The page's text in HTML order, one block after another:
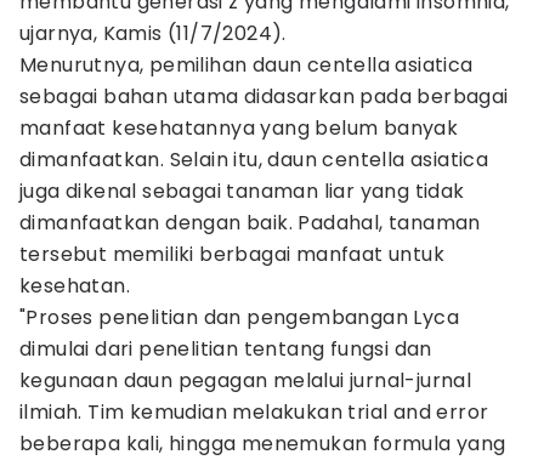
ujarnya, Kamis (11/7/2024).
Menurutnya, pemilihan daun centella asiatica
sebagai bahan utama didasarkan pada berbagai
manfaat kesehatannya yang belum banyak
dimanfaatkan. Selain itu, daun centella asiatica
juga dikenal sebagai tanaman liar yang tidak
dimanfaatkan dengan baik. Padahal, tanaman
tersebut memiliki berbagai manfaat untuk
kesehatan.
"Proses penelitian dan pengembangan Lyca
dimulai dari penelitian tentang fungsi dan
kegunaan daun pegagan melalui jurnal-jurnal
ilmiah. Tim kemudian melakukan trial and error
beberapa kali, hingga menemukan formula yang